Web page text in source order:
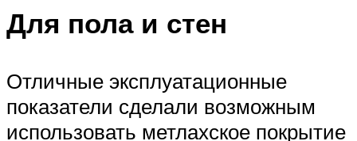
Для пола и стен
Отличные эксплуатационные
показатели сделали возможным
использовать метлахское покрытие